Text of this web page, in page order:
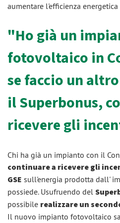
aumentare l'efficienza
"Ho già un
fotovoltaico in
se faccio un
il Superbonus,
ricevere gli
Chi ha già un impianto con il
continuare a ricevere gli
GSE sull'energia prodotta dall'
possiede. Usufruendo del
possibile realizzare un
Il nuovo impianto fotovoltaico